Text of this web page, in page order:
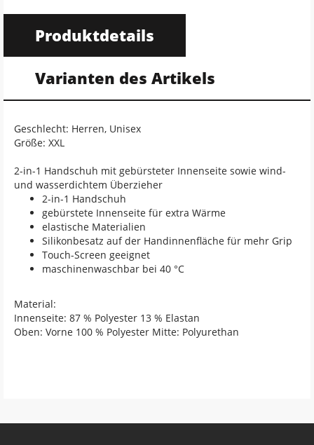
Produktdetails
Varianten des Artikels
Geschlecht: Herren, Unisex
Größe: XXL
2-in-1 Handschuh mit gebürsteter Innenseite sowie wind-
und wasserdichtem Überzieher
2-in-1 Handschuh
gebürstete Innenseite für extra Wärme
elastische Materialien
Silikonbesatz auf der Handinnenfläche für mehr Grip
Touch-Screen geeignet
maschinenwaschbar bei 40 °C
Material:
Innenseite: 87 % Polyester 13 % Elastan
Oben: Vorne 100 % Polyester Mitte: Polyurethan